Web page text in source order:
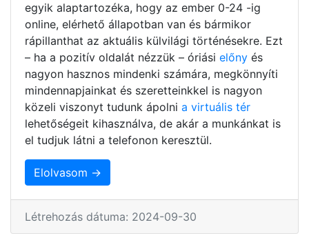
egyik alaptartozéka, hogy az ember 0-24 -ig
online, elérhető állapotban van és bármikor
rápillanthat az aktuális külvilági történésekre. Ezt
– ha a pozitív oldalát nézzük – óriási előny és
nagyon hasznos mindenki számára, megkönnyíti
mindennapjainkat és szeretteinkkel is nagyon
közeli viszonyt tudunk ápolni a virtuális tér
lehetőségeit kihasználva, de akár a munkánkat is
el tudjuk látni a telefonon keresztül.
Elolvasom →
Létrehozás dátuma: 2024-09-30